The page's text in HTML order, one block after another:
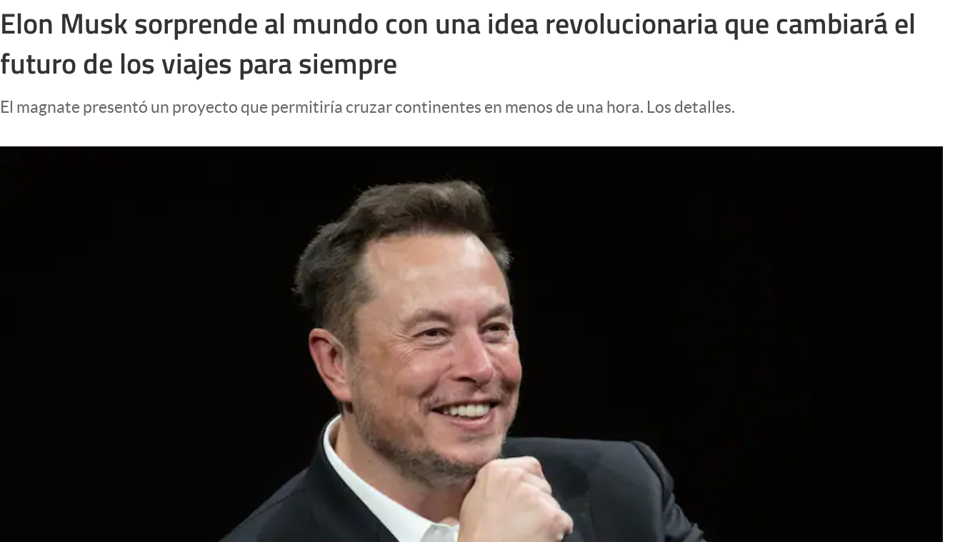
Clima
Mundial 2026
El Cronista Studio
Elon Musk sorprende al mundo con una idea revolucionaria que cambiará el
futuro de los viajes para siempre
El magnate presentó un proyecto que permitiría cruzar continentes en menos de una hora. Los detalles.